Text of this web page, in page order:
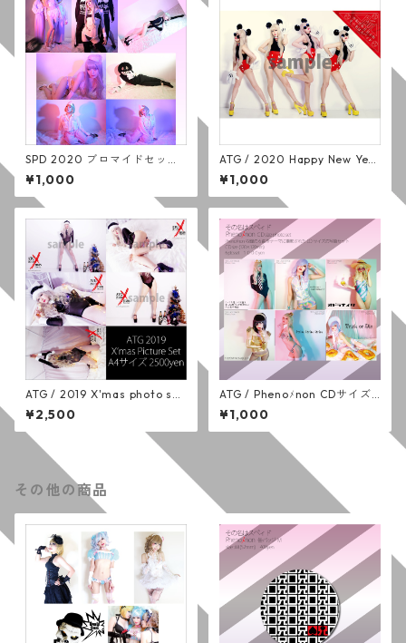
SPD 2020 ブロマイドセット
(7枚組)
¥1,000
ATG / 2020 Happy New Year
photo
¥1,000
ATG / 2019 X'mas photo set
(全5種)
¥2,500
ATG / Phenoﾒnon CDサイズ
フォトセット (６枚組)
¥1,000
その他の商品